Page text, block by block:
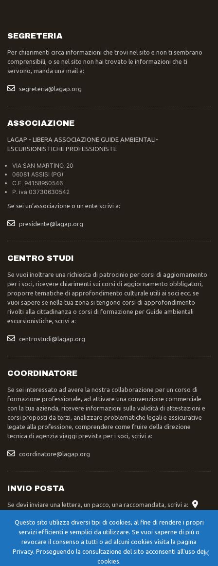
SEGRETERIA
Per chiarimenti circa informazioni che trovi nel sito e non ti sembrano
comprensibili, o se nel sito non hai trovato le informazioni che ti
servono, manda una mail a:
segreteria@lagap.org
ASSOCIAZIONE
LAGAP - LIBERA ASSOCIAZIONE GUIDE AMBIENTALI-
ESCURSIONISTICHE PROFESSIONISTE
VIA SAN MARTINO, 20
06081 ASSISI (PG)
C.F. 94158950546
P. iva 03730630542
Se sei un’associazione o un ente scrivi a:
presidente@lagap.org
CENTRO STUDI
Se vuoi inoltrare una richiesta di patrocinio per corsi di aggiornamento
per i soci, ricevere chiarimenti sui corsi di aggiornamento obbligatori,
proporre tematiche di approfondimento culturale utili ai soci ecc. se
vuoi sapere se nella tua zona si tengono corsi di approfondimento
rivolti alla cittadinanza o corsi di formazione per Guide ambientali
escursionistiche, scrivi a:
centrostudi@lagap.org
COORDINATORE
Se sei interessato ad avere la nostra collaborazione per un corso di
formazione professionale, ad attivare una convenzione commerciale
con la tua azienda, ricevere informazioni sulla validità di attestazioni e
corsi proposti da terzi, analizzare problematiche legali e assicurative
legate alla professione, comprendere come fruire della direzione
tecnica di agenzia viaggi prevista per i soci, scrivi a:
coordinatore@lagap.org
INVIO POSTA
Se devi inviare una lettera, un pacco, una raccomandata, scrivi a:
Cerqueto di Marsciano (PG)
2023 - 2026 LAGAP
Questo sito utilizza diversi tipi di cookies, al fine di rendere i propri
servizi efficienti e semplici da utilizzare. Se vuoi saperne di più o
revocare il consenso a tutti o ad alcuni cookies visita la pagina
Privacy. Proseguendo la consultazione del sito acconsenti all'uso dei
cookies.